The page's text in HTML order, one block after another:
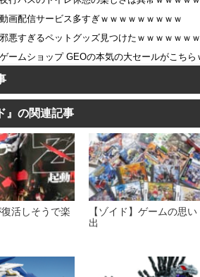
』の関連記事
活しそうで楽
【ゾイド】ゲームの思い
出